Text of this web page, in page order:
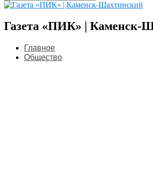
Газета «ПИК» | Каменск-
Главное
Общество